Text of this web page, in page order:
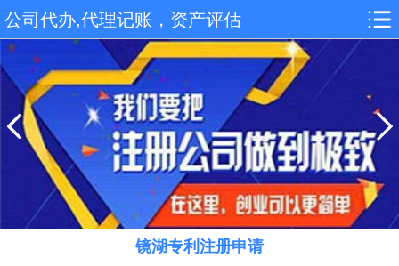
公司代办,代理记账，资产评估
镜湖专利注册申请